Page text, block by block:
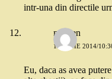
intr-una din directile
madlen
14 IUNIE 2014/
Eu, daca as avea